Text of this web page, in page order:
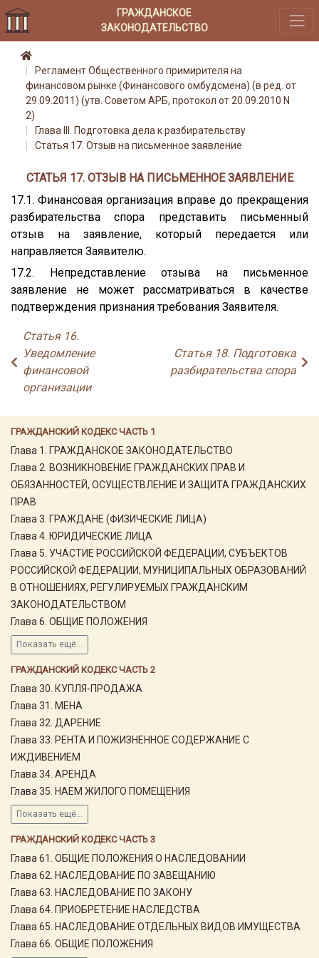
ГРАЖДАНСКОЕ
ЗАКОНОДАТЕЛЬСТВО
ГРАЖДАНСКИЙ КОДЕКС ЧАСТЬ 1
Глава 1. ГРАЖДАНСКОЕ ЗАКОНОДАТЕЛЬСТВО
Глава 2. ВОЗНИКНОВЕНИЕ ГРАЖДАНСКИХ ПРАВ И
ОБЯЗАННОСТЕЙ, ОСУЩЕСТВЛЕНИЕ И ЗАЩИТА ГРАЖДАНСКИХ
ПРАВ
Глава 3. ГРАЖДАНЕ (ФИЗИЧЕСКИЕ ЛИЦА)
Глава 4. ЮРИДИЧЕСКИЕ ЛИЦА
Глава 5. УЧАСТИЕ РОССИЙСКОЙ ФЕДЕРАЦИИ, СУБЪЕКТОВ
РОССИЙСКОЙ ФЕДЕРАЦИИ, МУНИЦИПАЛЬНЫХ ОБРАЗОВАНИЙ
В ОТНОШЕНИЯХ, РЕГУЛИРУЕМЫХ ГРАЖДАНСКИМ
ЗАКОНОДАТЕЛЬСТВОМ
Глава 6. ОБЩИЕ ПОЛОЖЕНИЯ
Показать ещё...
ГРАЖДАНСКИЙ КОДЕКС ЧАСТЬ 2
Глава 30. КУПЛЯ-ПРОДАЖА
Глава 31. МЕНА
Глава 32. ДАРЕНИЕ
Глава 33. РЕНТА И ПОЖИЗНЕННОЕ СОДЕРЖАНИЕ С
ИЖДИВЕНИЕМ
Глава 34. АРЕНДА
Глава 35. НАЕМ ЖИЛОГО ПОМЕЩЕНИЯ
Показать ещё...
ГРАЖДАНСКИЙ КОДЕКС ЧАСТЬ 3
Глава 61. ОБЩИЕ ПОЛОЖЕНИЯ О НАСЛЕДОВАНИИ
Глава 62. НАСЛЕДОВАНИЕ ПО ЗАВЕЩАНИЮ
Глава 63. НАСЛЕДОВАНИЕ ПО ЗАКОНУ
Глава 64. ПРИОБРЕТЕНИЕ НАСЛЕДСТВА
Глава 65. НАСЛЕДОВАНИЕ ОТДЕЛЬНЫХ ВИДОВ ИМУЩЕСТВА
Глава 66. ОБЩИЕ ПОЛОЖЕНИЯ
Регламент Общественного примирителя на
финансовом рынке (Финансового омбудсмена) (в ред. от
29.09.2011) (утв. Советом АРБ, протокол от 20.09.2010 N
2)
Глава III. Подготовка дела к разбирательству
Статья 17. Отзыв на письменное заявление
СТАТЬЯ 17. ОТЗЫВ НА ПИСЬМЕННОЕ ЗАЯВЛЕНИЕ
17.1. Финансовая организация вправе до прекращения
разбирательства спора представить письменный
отзыв на заявление, который передается или
направляется Заявителю.
17.2. Непредставление отзыва на письменное
заявление не может рассматриваться в качестве
подтверждения признания требования Заявителя.
Статья 16.
Уведомление
финансовой
организации
Статья 18. Подготовка
разбирательства спора